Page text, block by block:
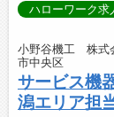
ハローワーク求
小野谷機工 株式
市中央区
サービス機
潟エリア担